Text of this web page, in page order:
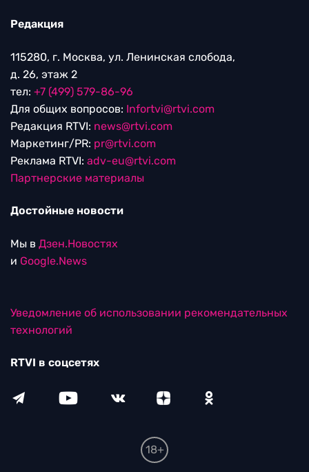
Редакция
115280, г. Москва, ул. Ленинская слобода,
д. 26, этаж 2
тел: +7 (499) 579-86-96
Для общих вопросов: Infortvi@rtvi.com
Редакция RTVI: news@rtvi.com
Маркетинг/PR: pr@rtvi.com
Реклама RTVI: adv-eu@rtvi.com
Партнерские материалы
Достойные новости
Мы в Дзен.Новостях
и Google.News
Уведомление об использовании рекомендательных
технологий
RTVI в соцсетях
18+